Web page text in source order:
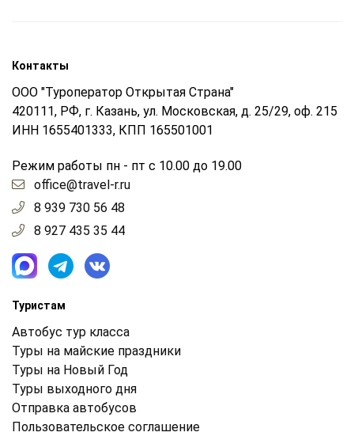
Контакты
ООО "Туроператор Открытая Страна"
420111, РФ, г. Казань, ул. Московская, д. 25/29, оф. 215
ИНН 1655401333, КПП 165501001
Режим работы пн - пт с 10.00 до 19.00
office@travel-r.ru
8 939 730 56 48
8 927 435 35 44
Туристам
Автобус тур класса
Туры на майские праздники
Туры на Новый Год
Туры выходного дня
Отправка автобусов
Пользовательское соглашение